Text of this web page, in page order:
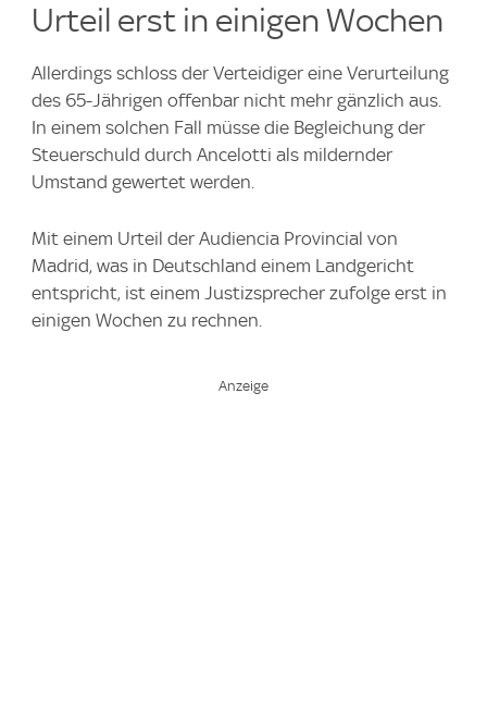
Urteil erst in einigen Wochen
Allerdings schloss der Verteidiger eine Verurteilung
des 65-Jährigen offenbar nicht mehr gänzlich aus.
In einem solchen Fall müsse die Begleichung der
Steuerschuld durch Ancelotti als mildernder
Umstand gewertet werden.
Mit einem Urteil der Audiencia Provincial von
Madrid, was in Deutschland einem Landgericht
entspricht, ist einem Justizsprecher zufolge erst in
einigen Wochen zu rechnen.